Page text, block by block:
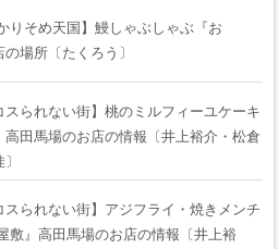
りそめ天国】鰻しゃぶしゃぶ『おゝ
場所〔たくろう〕
スられない街】桃のミルフィーユケーキ
高田馬場のお店の情報〔井上裕介・松倉
スられない街】アジフライ・焼きメンチ
敷』高田馬場のお店の情報〔井上裕